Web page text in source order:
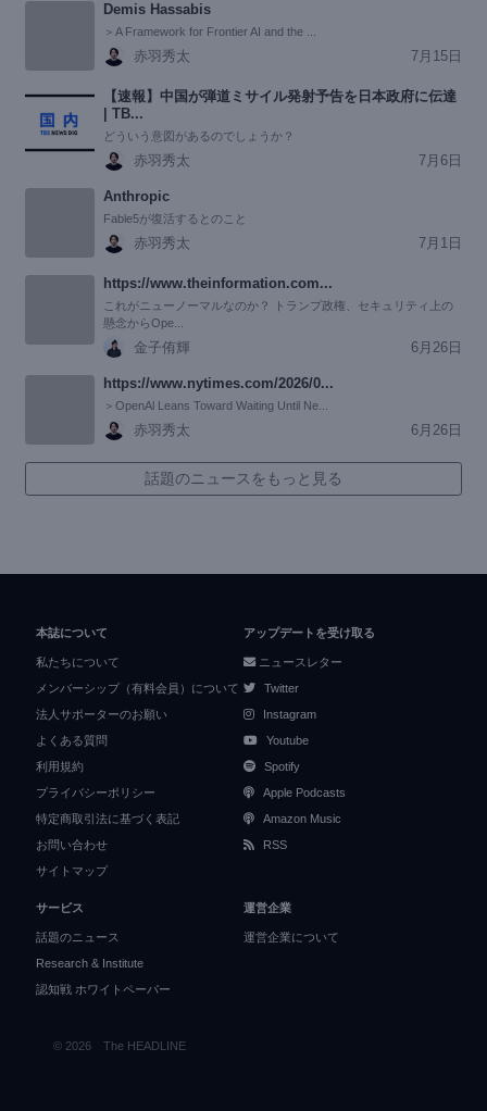
Demis Hassabis
＞A Framework for Frontier AI and the ...
赤羽秀太 7月15日
【速報】中国が弾道ミサイル発射予告を日本政府に伝達
| TB...
どういう意図があるのでしょうか？
赤羽秀太 7月6日
Anthropic
Fable5が復活するとのこと
赤羽秀太 7月1日
https://www.theinformation.com...
これがニューノーマルなのか？ トランプ政権、セキュリティ上の
懸念からOpe...
金子侑輝 6月26日
https://www.nytimes.com/2026/0...
＞OpenAl Leans Toward Waiting Until Ne...
赤羽秀太 6月26日
話題のニュースをもっと見る
本誌について
私たちについて
メンバーシップ（有料会員）について
法人サポーターのお願い
よくある質問
利用規約
プライバシーポリシー
特定商取引法に基づく表記
お問い合わせ
サイトマップ
アップデートを受け取る
ニュースレター
Twitter
Instagram
Youtube
Spotify
Apple Podcasts
Amazon Music
RSS
サービス
話題のニュース
Research & Institute
認知戦 ホワイトペーパー
運営企業
運営企業について
© 2026 The HEADLINE